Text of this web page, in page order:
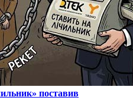
поставив